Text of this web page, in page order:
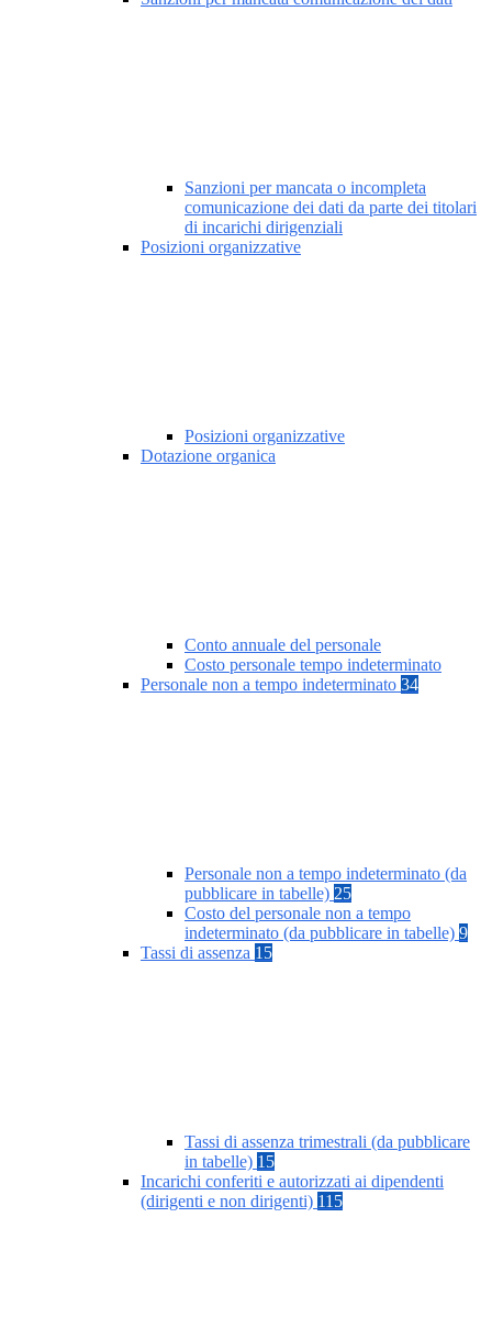
Sanzioni per mancata o incompleta
comunicazione dei dati da parte dei titolari
di incarichi dirigenziali
Posizioni organizzative
Posizioni organizzative
Dotazione organica
Conto annuale del personale
Costo personale tempo indeterminato
Personale non a tempo indeterminato 34
Personale non a tempo indeterminato (da
pubblicare in tabelle) 25
Costo del personale non a tempo
indeterminato (da pubblicare in tabelle) 9
Tassi di assenza 15
Tassi di assenza trimestrali (da pubblicare
in tabelle) 15
Incarichi conferiti e autorizzati ai dipendenti
(dirigenti e non dirigenti) 115